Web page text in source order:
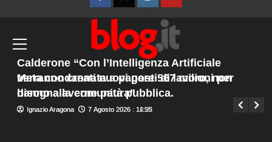
FacebookTwitterInstagramYouTube
Menu
principale
Kallas “Dall’Ue nuove sanzioni contro
persone legate a un apparato militare
russo”
Giuseppe Recca 7 Agosto 2026 : 14:00
Calderone “Con l’Intelligenza Artificiale
verranno creati nuovi posti di lavoro, non
bisogna averne paura”
Ignazio Aragona 7 Agosto 2026 : 14:25
Meta condannata a pagare 567 milioni per
danno alla comunità pubblica.
Ignazio Aragona 7 Agosto 2026 : 11:50
4
Federica Pellegrini compie 38 anni:
celebrazione in famiglia da mamma
bis emozionante e gioiosa.
Lorenzo Riccardi nel cast del